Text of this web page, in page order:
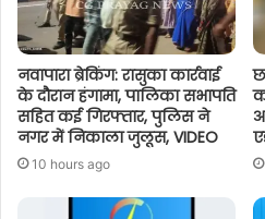
नवापारा ब्रेकिंग: रासुका कार्रवाई
के दौरान हंगामा, पालिका सभापति
सहित कई गिरफ्तार, पुलिस ने
नगर में निकाला जुलूस, VIDEO
10 hours ago